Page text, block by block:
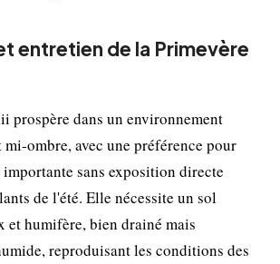
entretien de la Primevère
prospère dans un environnement
ombre, avec une préférence pour
sans exposition directe
de l'été. Elle nécessite un sol
et humifère, bien drainé mais
reproduisant les conditions des